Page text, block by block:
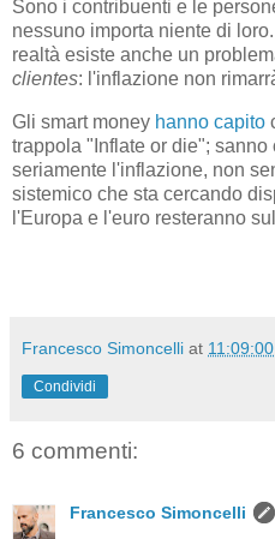
Sono i contribuenti e le
nessuno importa niente di
realtà esiste anche un
clientes: l'inflazione non
Gli smart money hanno capito
trappola "Inflate or die"; sanno
seriamente l'inflazione, non
sistemico che sta cercando
l'Europa e l'euro resteranno
Francesco Simoncelli at 11:09:00
Condividi
6 commenti:
Francesco Simoncelli